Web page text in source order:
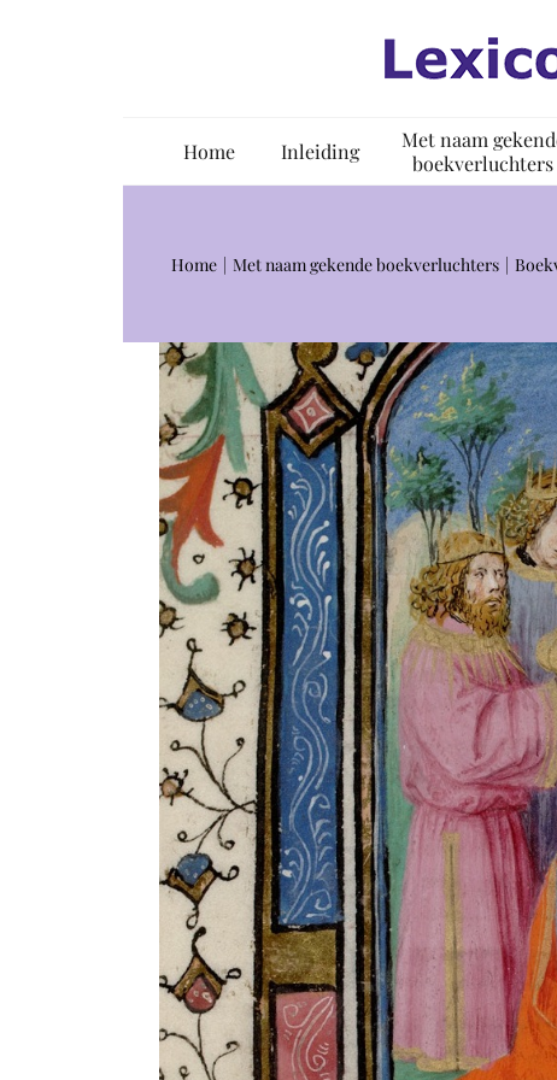
Home Inleiding
Met naam
boekverluchters
Home Met naam gekende boekverluchters